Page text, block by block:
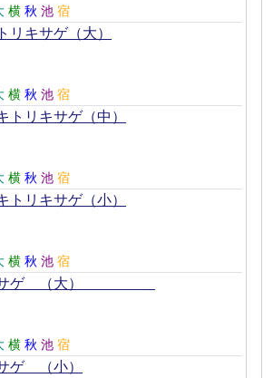
横 秋 池 宿
キサゲ（大）
横 秋 池 宿
リキサゲ（中）
横 秋 池 宿
リキサゲ（小）
横 秋 池 宿
サゲ （大） ＿
横 秋 池 宿
ゲ （小）